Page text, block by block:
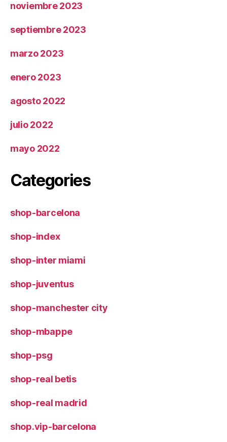
noviembre 2023
septiembre 2023
marzo 2023
enero 2023
agosto 2022
julio 2022
mayo 2022
Categories
shop-barcelona
shop-index
shop-inter miami
shop-juventus
shop-manchester city
shop-mbappe
shop-psg
shop-real betis
shop-real madrid
shop.vip-barcelona